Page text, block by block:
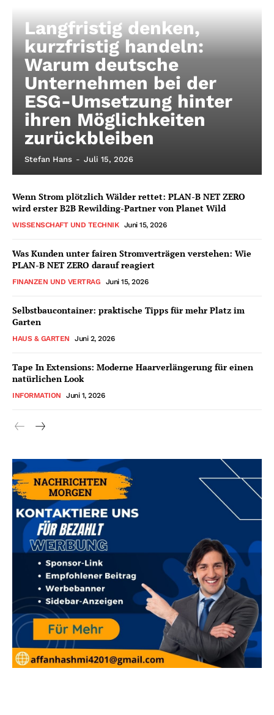
Langfristig denken,
kurzfristig handeln:
Warum deutsche
Unternehmen bei der
ESG-Umsetzung hinter
ihren Möglichkeiten
zurückbleiben
Stefan Hans - Juli 15, 2026
Wenn Strom plötzlich Wälder rettet: PLAN-B NET ZERO
wird erster B2B Rewilding-Partner von Planet Wild
WISSENSCHAFT UND TECHNIK Juni 15, 2026
Was Kunden unter fairen Stromverträgen verstehen: Wie
PLAN-B NET ZERO darauf reagiert
FINANZEN UND VERTRAG Juni 15, 2026
Selbstbaucontainer: praktische Tipps für mehr Platz im
Garten
HAUS & GARTEN Juni 2, 2026
Tape In Extensions: Moderne Haarverlängerung für einen
natürlichen Look
INFORMATION Juni 1, 2026